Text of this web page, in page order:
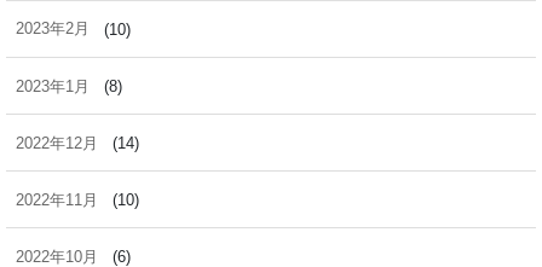
2023年2月 (10)
2023年1月 (8)
2022年12月 (14)
2022年11月 (10)
2022年10月 (6)